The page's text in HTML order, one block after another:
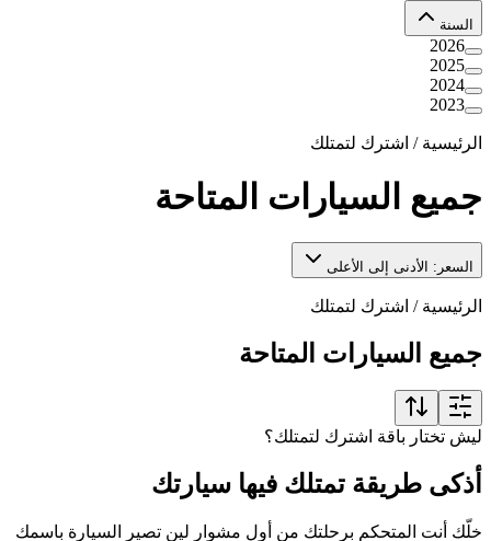
السنة
2026
2025
2024
2023
الرئيسية / اشترك لتمتلك
جميع السيارات المتاحة
السعر: الأدنى إلى الأعلى
الرئيسية / اشترك لتمتلك
جميع السيارات المتاحة
ليش تختار باقة اشترك لتمتلك؟
أذكى طريقة تمتلك فيها سيارتك
خلّك أنت المتحكم برحلتك من أول مشوار لين تصير السيارة باسمك